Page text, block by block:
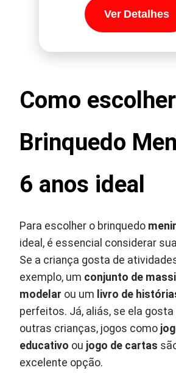
Ver Detalhes
Como
Brinquedo
6 anos ideal
Para escolher o brinquedo
ideal, é essencial considerar
Se a criança gosta de
exemplo, um conjunto de
modelar ou um livro de
perfeitos. Já, aliás, se ela
outras crianças, jogos como
educativo ou jogo de cartas
excelente opção.